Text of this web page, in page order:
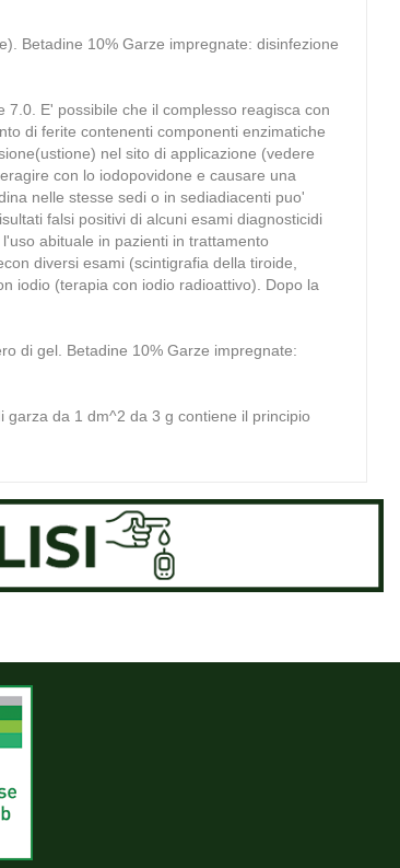
Betadine 10% Garze impregnate: disinfezione
E' possibile che il complesso reagisca con
di ferite contenenti componenti enzimatiche
nel sito di applicazione (vedere
con lo iodopovidone e causare una
nelle stesse sedi o in sediadiacenti puo'
falsi positivi di alcuni esami diagnosticidi
abituale in pazienti in trattamento
diversi esami (scintigrafia della tiroide,
iodio (terapia con iodio radioattivo). Dopo la
di gel. Betadine 10% Garze impregnate:
da 1 dm^2 da 3 g contiene il principio